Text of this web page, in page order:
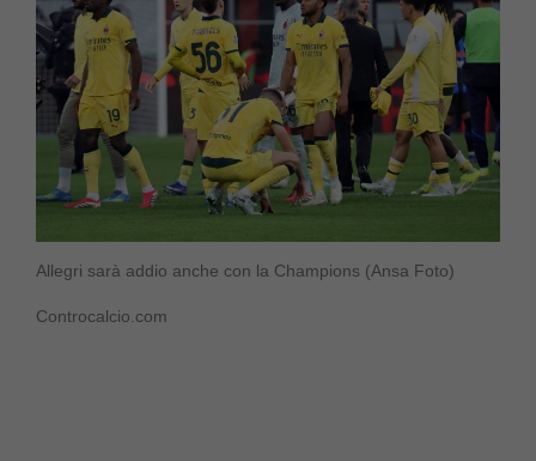
Allegri sarà addio anche con la Champions (Ansa Foto)
Controcalcio.com